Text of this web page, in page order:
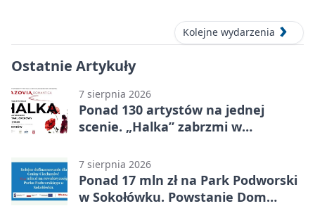
Kolejne wydarzenia
Ostatnie Artykuły
7 sierpnia 2026
Ponad 130 artystów na jednej
scenie. „Halka” zabrzmi w
7 sierpnia 2026
Ponad 17 mln zł na Park Podworski
w Sokołówku. Powstanie Dom